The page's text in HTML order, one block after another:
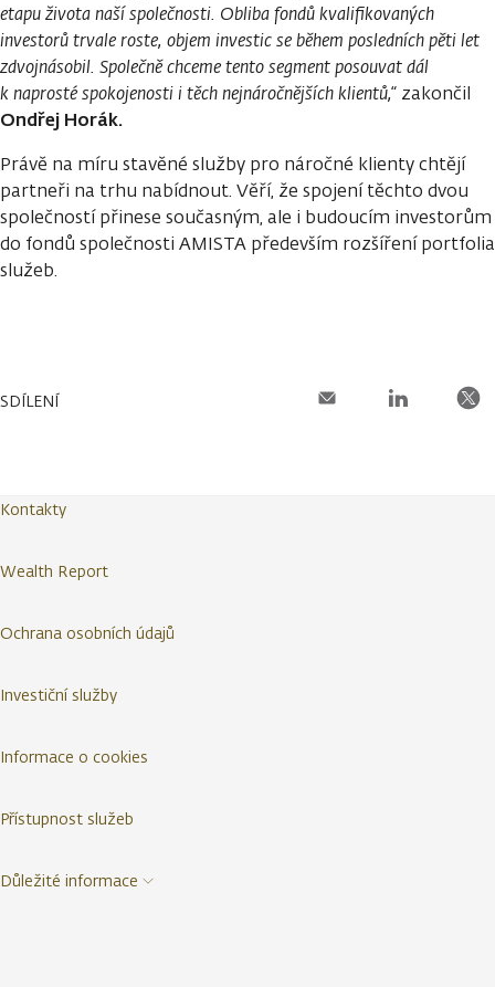
etapu života naší společnosti. Obliba fondů kvalifikovaných
investorů trvale roste, objem investic seběhem posledních pěti let
zdvojnásobil. Společně chceme tento segment posouvat dál
k naprosté spokojenosti i těch nejnáročnějších klientů,“ zakončil
Ondřej Horák.
Právě na míru stavěné služby pro náročné klienty chtějí
partneři na trhu nabídnout. Věří, že spojení těchto dvou
společností přinese současným, ale i budoucím investorům
do fondů společnosti AMISTA především rozšíření portfolia
služeb.
SDÍLENÍ
Kontakty
Wealth Report
Ochrana osobních údajů
Investiční služby
Informace o cookies
Přístupnost služeb
Důležité informace